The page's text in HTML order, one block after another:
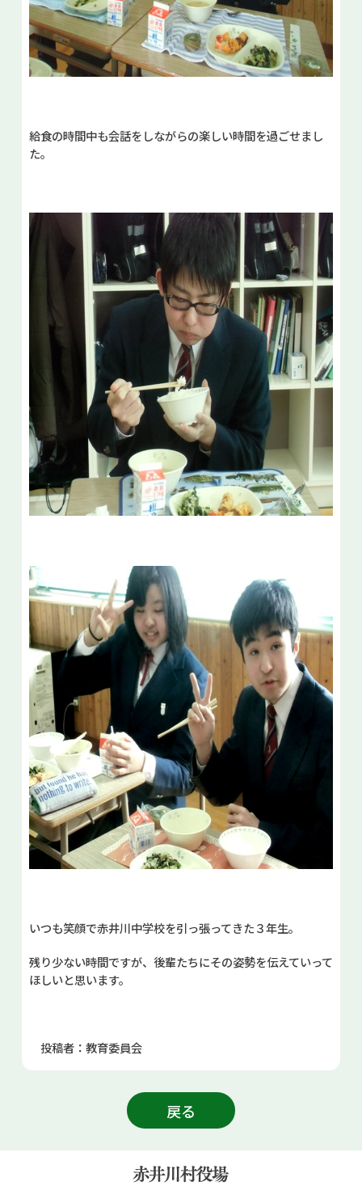
給食の時間中も会話をしながらの楽しい時間を過ごせまし
た。
いつも笑顔で赤井川中学校を引っ張ってきた３年生。
残り少ない時間ですが、後輩たちにその姿勢を伝えていって
ほしいと思います。
投稿者：教育委員会
戻る